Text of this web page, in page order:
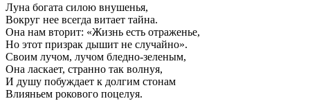
Луна богата силою внушенья,
Вокруг нее всегда витает тайна.
Она нам вторит: «Жизнь есть отраженье,
Но этот призрак дышит не случайно».
Своим лучом, лучом бледно-зеленым,
Она ласкает, странно так волнуя,
И душу побуждает к долгим стонам
Влияньем рокового поцелуя.